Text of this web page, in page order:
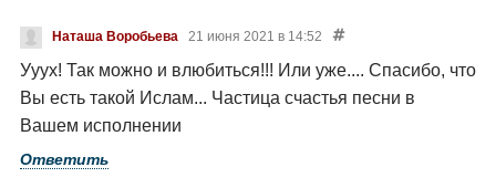
Наташа Воробьева 21 июня 2021 в 14:52
Ууух! Так можно и влюбиться!!! Или уже.... Спасибо, что
Вы есть такой Ислам... Частица счастья песни в
Вашем исполнении
Ответить